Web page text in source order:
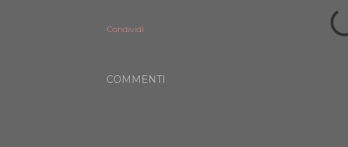
Condividi
COMMENTI